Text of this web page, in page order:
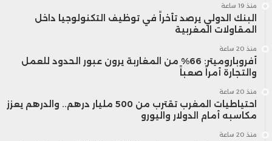
منذ 19 ساعة
البنك الدولي يرصد تأخراً في توظيف التكنولوجيا داخل
المقاولات المغربية
منذ 20 ساعة
أفروباروميتر: 66% من المغاربة يرون عبور الحدود للعمل
والتجارة أمراً صعباً
منذ 20 ساعة
احتياطيات المغرب تقترب من 500 مليار درهم.. والدرهم يعزز
مكاسبه أمام الدولار واليورو
منذ 20 ساعة